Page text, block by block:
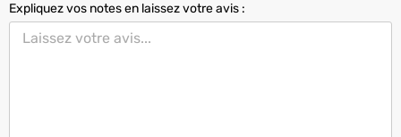
Expliquez vos notes en laissez votre avis :